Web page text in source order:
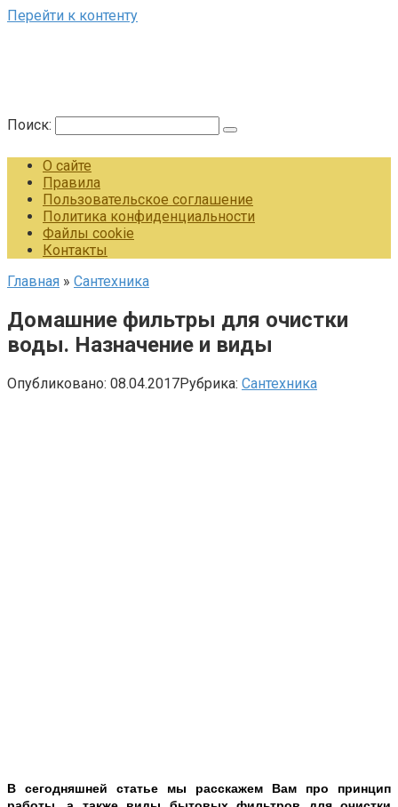
Перейти к контенту
Поиск:
О сайте
Правила
Пользовательское соглашение
Политика конфиденциальности
Файлы cookie
Контакты
Главная » Сантехника
Домашние фильтры для очистки
воды. Назначение и виды
Опубликовано: 08.04.2017Рубрика: Сантехника
В сегодняшней статье мы расскажем Вам про принцип